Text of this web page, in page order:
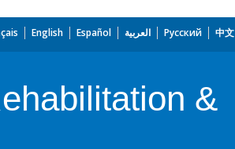
English Español العربية Русский 中文
&